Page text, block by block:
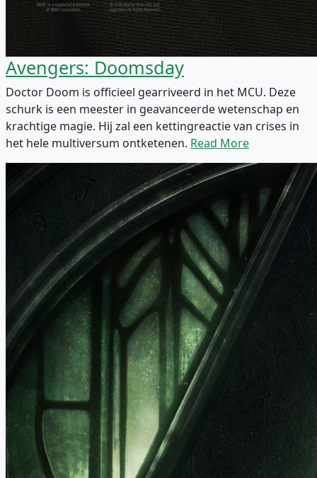
Avengers: Doomsday
Doctor Doom is officieel gearriveerd in het MCU. Deze
schurk is een meester in geavanceerde wetenschap en
krachtige magie. Hij zal een kettingreactie van crises in
het hele multiversum ontketenen. Read More